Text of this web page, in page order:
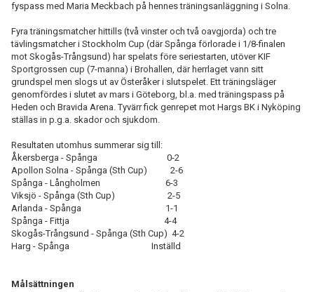
H4N 2017
MÅLEN 2017
MOTST. 2017
DOKUMENT
fyspass med Maria Meckbach på hennes träningsanläggning i Solna.
Fyra träningsmatcher hittills (två vinster och två oavgjorda) och tre
tävlingsmatcher i Stockholm Cup (där Spånga förlorade i 1/8-finalen
mot Skogås-Trångsund) har spelats före seriestarten, utöver KIF
Sportgrossen cup (7-manna) i Brohallen, där herrlaget vann sitt
grundspel men slogs ut av Österåker i slutspelet. Ett träningsläger
genomfördes i slutet av mars i Göteborg, bl.a. med träningspass på
Heden och Bravida Arena. Tyvärr fick genrepet mot Hargs BK i Nyköping
ställas in p.g.a. skador och sjukdom.
Resultaten utomhus summerar sig till:
Åkersberga - Spånga 0-2
Apollon Solna - Spånga (Sth Cup) 2-6
Spånga - Långholmen 6-3
Viksjö - Spånga (Sth Cup) 2-5
Arlanda - Spånga 1-1
Spånga - Fittja 4-4
Skogås-Trångsund - Spånga (Sth Cup) 4-2
Harg - Spånga Inställd
Målsättningen